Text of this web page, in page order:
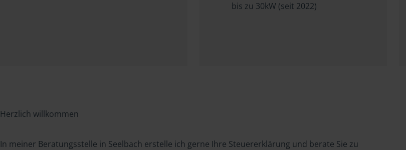
bis zu 30kW (seit 2022)
Herzlich willkommen
In meiner Beratungsstelle in Seelbach erstelle ich gerne Ihre Steuererklärung und berate Sie zu